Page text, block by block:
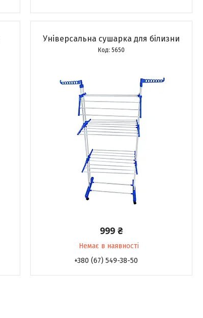
Універсальна сушарка для білизни
5650
999 ₴
Немає в наявності
+380 (67) 549-38-50